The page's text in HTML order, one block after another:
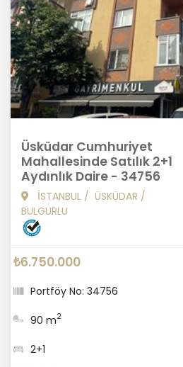
Üsküdar Cumhuriyet
Mahallesinde Satılık 2+1
Aydınlık Daire - 34756
İSTANBUL / ÜSKÜDAR /
BULGURLU
₺6.750.000
Portföy No: 34756
90 m2
2+1